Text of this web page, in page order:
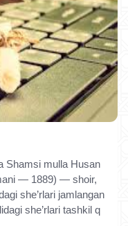
Shamsi mulla Husan
— 1889) — shoir,
she’rlari jamlangan
she’rlari tashkil q